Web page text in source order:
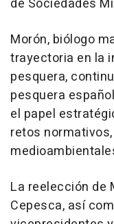
Morón, biólogo
trayectoria en la
pesquera,
pesquera
el papel
retos
La reelección de
Cepesca, así